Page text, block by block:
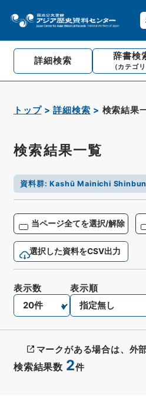
詳細検索 辞書検
（カテゴリ
トップ 詳細検索 検索結果
検索結果一覧
資料群:Kashū Mainichi
当ページ全てを選択/解除
選択した資料をCSV出力
検索結果数 2件
表示数 表示順
マークがある場合は、外